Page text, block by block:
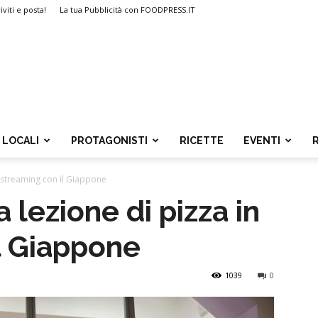
e posta! La tua Pubblicità con FOODPRESS.IT
LOCALI PROTAGONISTI RICETTE EVENTI
con il Giappone
lezione di pizza in
0
1039